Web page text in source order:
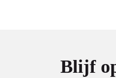
Blijf